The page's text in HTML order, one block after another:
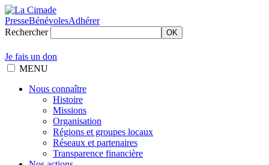
PresseBénévolesAdhérer
Rechercher
OK
Je fais un don
MENU
Nous connaître
Histoire
Missions
Organisation
Régions et groupes locaux
Réseaux et partenaires
Transparence financière